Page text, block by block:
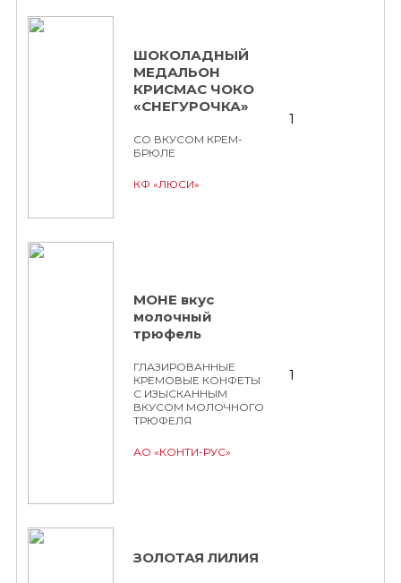
ШОКОЛАДНЫЙ
МЕДАЛЬОН
КРИСМАС ЧОКО
«СНЕГУРОЧКА»
СО ВКУСОМ КРЕМ-
БРЮЛЕ
КФ «ЛЮСИ»
1
МОНЕ вкус
молочный
трюфель
ГЛАЗИРОВАННЫЕ
КРЕМОВЫЕ КОНФЕТЫ
С ИЗЫСКАННЫМ
ВКУСОМ МОЛОЧНОГО
ТРЮФЕЛЯ
АО «КОНТИ-РУС»
1
ЗОЛОТАЯ ЛИЛИЯ